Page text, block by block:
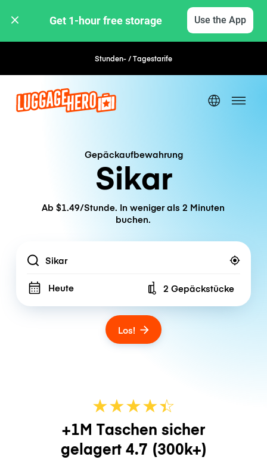
Get 1-hour free storage Use the App
Stunden- / Tagestarife Flexible Buchung
Gepäckaufbewahrung
Sikar
Ab $1.49/Stunde. In weniger als 2 Minuten
buchen.
Location
Heute Number of bags
2 Gepäckstücke
Los!
★★★★☆
★
+1M Taschen sicher
gelagert 4.7 (300k+)